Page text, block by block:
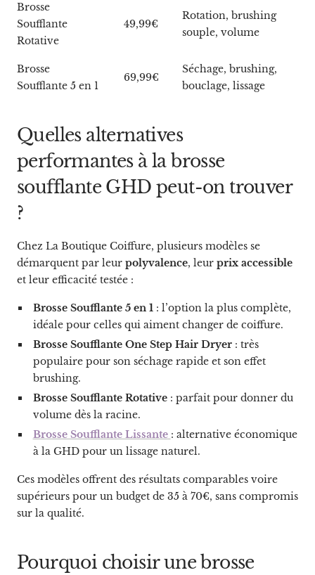
Brosse
Soufflante
Rotative
49,99€
Rotation, brushing
souple, volume
Brosse
Soufflante 5 en 1
69,99€
Séchage, brushing,
bouclage, lissage
Quelles alternatives
performantes à la brosse
soufflante GHD peut-on trouver
?
Chez La Boutique Coiffure, plusieurs modèles se
démarquent par leur polyvalence, leur prix accessible
et leur efficacité testée :
Brosse Soufflante 5 en 1: l’option la plus complète,
idéale pour celles qui aiment changer de coiffure.
Brosse Soufflante One Step Hair Dryer: très
populaire pour son séchage rapide et son effet
brushing.
Brosse Soufflante Rotative: parfait pour donner du
volume dès la racine.
Brosse Soufflante Lissante : alternative économique
à la GHD pour un lissage naturel.
Ces modèles offrent des résultats comparables voire
supérieurs pour un budget de 35 à 70€, sans compromis
sur la qualité.
Pourquoi choisir une brosse